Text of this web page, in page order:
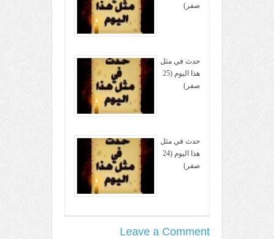
صفر)
حدث في مثل
هذا اليوم (25
صفر)
حدث في مثل
هذا اليوم (24
صفر)
Leave a Comment